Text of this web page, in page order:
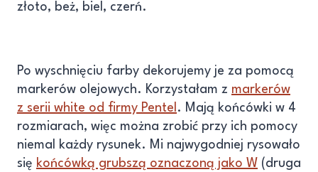
złoto, beż, biel, czerń.
Po wyschnięciu farby dekorujemy je za pomocą
markerów olejowych. Korzystałam z markerów
z serii white od firmy Pentel . Mają końcówki w 4
rozmiarach, więc można zrobić przy ich pomocy
niemal każdy rysunek. Mi najwygodniej rysowało
się końcówką grubszą oznaczoną jako W (druga